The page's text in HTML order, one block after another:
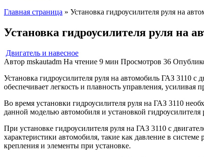
Главная страница » Установка гидроусилителя руля на
Установка гидроусилителя руля на
Двигатель и навесное
Автор mskautadm На чтение 9 мин Просмотров 36
Установка гидроусилителя руля на автомобиль ГАЗ 3110
обеспечивает легкость и плавность управления, усиливая
Во время установки гидроусилителя руля на ГАЗ 3110
данной моделью автомобиля и установкой
При установке гидроусилителя руля на ГАЗ 3110 с
характеристики автомобиля, такие как давление в
крепления и элементы при установке.